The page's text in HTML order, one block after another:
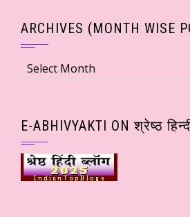
ARCHIVES (MONTH WISE
Archives
(Month
E-ABHIVYAKTI ON श्रेष्ठ